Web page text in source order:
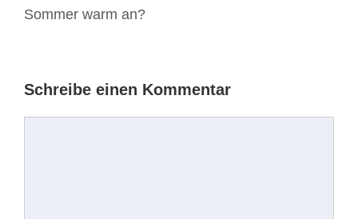
Sommer warm an?
Schreibe einen Kommentar